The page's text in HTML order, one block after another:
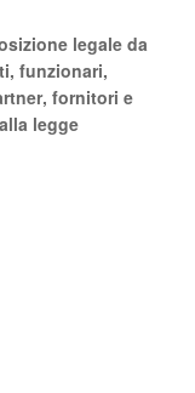
legale da
funzionari,
fornitori e
legge